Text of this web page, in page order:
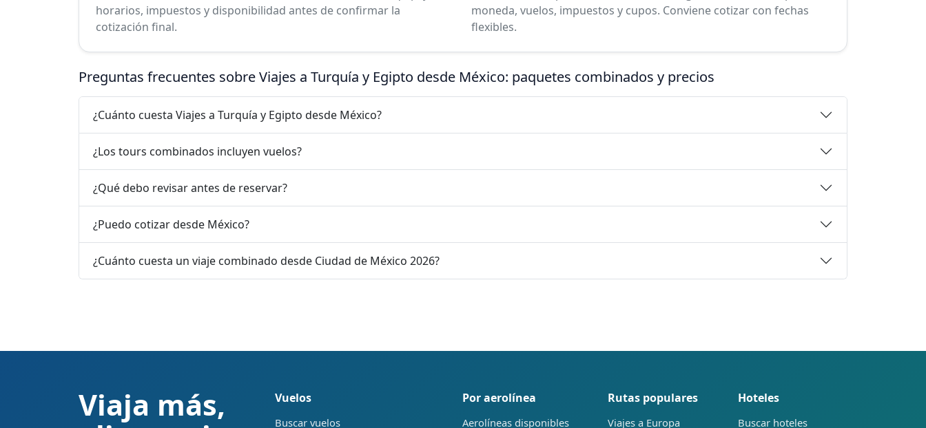
horarios, impuestos y disponibilidad antes de confirmar la
cotización final.
moneda, vuelos, impuestos y cupos. Conviene cotizar con fechas
flexibles.
Preguntas frecuentes sobre Viajes a Turquía y Egipto desde México: paquetes combinados y precios
¿Cuánto cuesta Viajes a Turquía y Egipto desde México?
¿Los tours combinados incluyen vuelos?
¿Qué debo revisar antes de reservar?
¿Puedo cotizar desde México?
¿Cuánto cuesta un viaje combinado desde Ciudad de México 2026?
Viaja más,
Vuelos
Buscar vuelos
Por aerolínea
Aerolíneas disponibles
Rutas populares
Viajes a Europa
Hoteles
Buscar hoteles